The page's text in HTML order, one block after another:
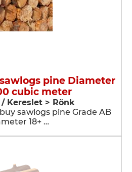
pine Diameter
cubic meter
Kereslet > Rönk
sawlogs pine Grade AB
18+ …